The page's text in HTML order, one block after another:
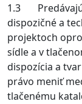
1.3
dispozičné a
projektoch
sídle a v
dispozícia a
právo meniť
tlačenému